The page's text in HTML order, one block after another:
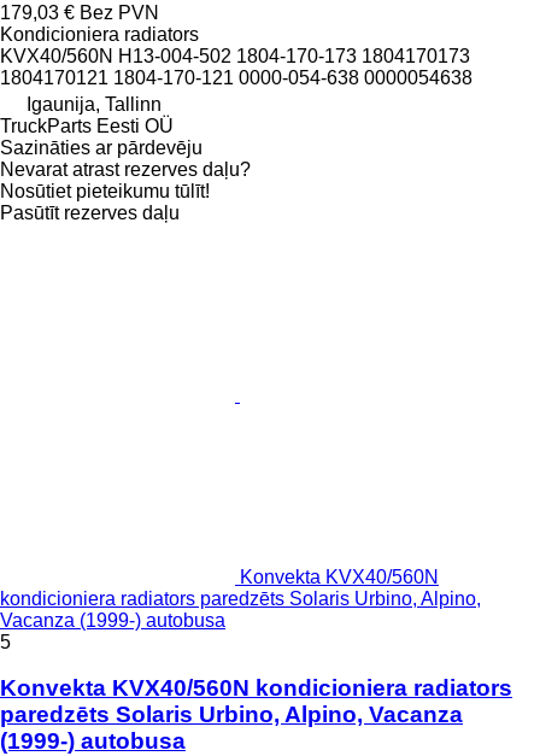
179,03 € Bez PVN
Kondicioniera radiators
KVX40/560N H13-004-502 1804-170-173 1804170173
1804170121 1804-170-121 0000-054-638 0000054638
Igaunija, Tallinn
TruckParts Eesti OÜ
Sazināties ar pārdevēju
Nevarat atrast rezerves daļu?
Nosūtiet pieteikumu tūlīt!
Pasūtīt rezerves daļu
Konvekta KVX40/560N
kondicioniera radiators paredzēts Solaris Urbino, Alpino,
Vacanza (1999-) autobusa
5
Konvekta KVX40/560N kondicioniera radiators
paredzēts Solaris Urbino, Alpino, Vacanza
(1999-) autobusa